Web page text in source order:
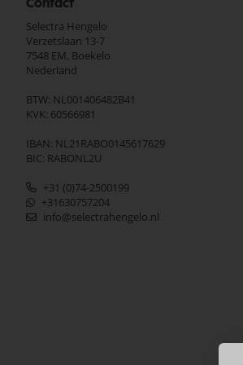
Contact
Selectra Hengelo
Verzetslaan 13-7
7548 EM, Boekelo
Nederland
BTW: NL001406482B41
KVK: 60566981
IBAN: NL21RABO0145617629
BIC: RABONL2U
+31 (0)74-2500199
+31630757204
info@selectrahengelo.nl